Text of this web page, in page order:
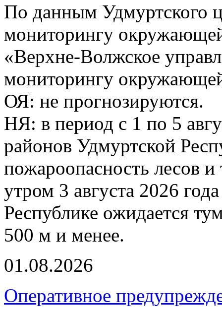
По данным Удмуртского
мониторингу
«Верхне-Волжское
мониторингу
ОЯ: не прогнозируются.
НЯ: в период с 1 по 5
районов Удмуртской
пожароопасность лесов
утром 3 августа 2026
Республике ожидается
500 м и менее.
01.08.2026
Оперативное